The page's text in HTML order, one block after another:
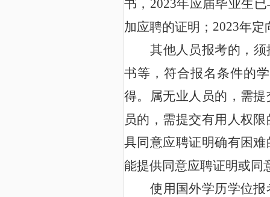
书， 2023年应届毕业生
加应聘的证明； 2023年定
其他人员报考的，
书等，符合报名条件的
得。属无业人员的，需
员的，需提交有用人权
具同意应聘证明确有困
能提供同意应聘证明或同
使用国外学历学位